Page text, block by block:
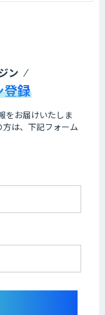
ン
登録
をお届けいたしま
は、下記フォーム